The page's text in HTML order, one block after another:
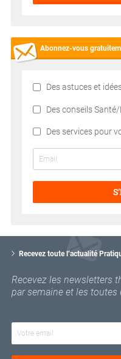
Abonnez-vous
Des astuces et
Des conseils
Des services pour
Recevez toute l’actualité
Recevez les newsletters
par semaine et les toutes
o
r
e
e